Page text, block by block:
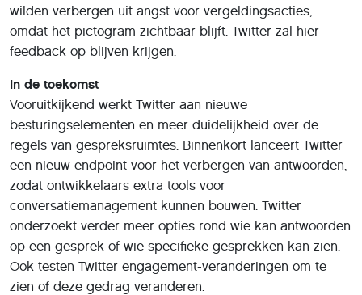
wilden verbergen uit angst voor vergeldingsacties,
omdat het pictogram zichtbaar blijft. Twitter zal hier
feedback op blijven krijgen.
In de toekomst
Vooruitkijkend werkt Twitter aan nieuwe
besturingselementen en meer duidelijkheid over de
regels van gespreksruimtes. Binnenkort lanceert Twitter
een nieuw endpoint voor het verbergen van antwoorden,
zodat ontwikkelaars extra tools voor
conversatiemanagement kunnen bouwen. Twitter
onderzoekt verder meer opties rond wie kan antwoorden
op een gesprek of wie specifieke gesprekken kan zien.
Ook testen Twitter engagement-veranderingen om te
zien of deze gedrag veranderen.